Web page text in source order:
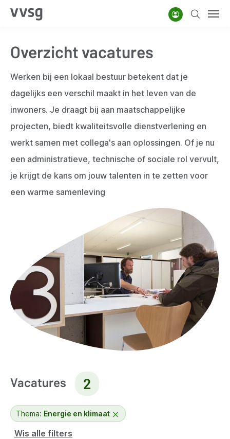
Overslaan
gaan
AccountZoeken
Overzicht vacatures
Werken bij een lokaal bestuur betekent dat je
dagelijks een verschil maakt in het leven van de
inwoners. Je draagt bij aan maatschappelijke
projecten, biedt kwaliteitsvolle dienstverlening en
werkt samen met collega's aan oplossingen. Of je nu
een administratieve, technische of sociale rol vervult,
je krijgt de kans om jouw talenten in te zetten voor
een warme samenleving
Vacatures 2
Thema: Energie en klimaat
Wis alle filters